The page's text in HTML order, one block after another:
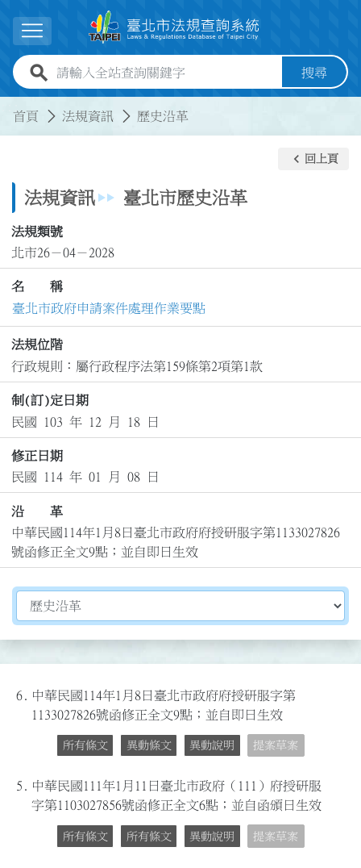
展開選單
全站查詢關鍵字欄位 搜尋
首頁 法規資訊 歷史沿革
法規資訊 臺北市歷史沿革
keyboard_arrow_left 回上頁
法規類號
北市26－04－2028
名 稱
臺北市政府申請案件處理作業要點
法規位階
行政規則：屬行政程序法第159條第2項第1款
制(訂)定日期
民國 103 年 12 月 18 日
修正日期
民國 114 年 01 月 08 日
沿 革
中華民國114年1月8日臺北市政府府授研服字第1133027826
號函修正全文9點；並自即日生效
切換選擇法規資訊內容
6.
中華民國114年1月8日臺北市政府府授研服字第
1133027826號函修正全文9點；並自即日生效
所有條文 異動條文 異動說明 提案草案
5. 中華民國111年1月11日臺北市政府（111）府授研服
字第1103027856號函修正全文6點；並自函頒日生效
所有條文 所有條文 異動說明 提案草案